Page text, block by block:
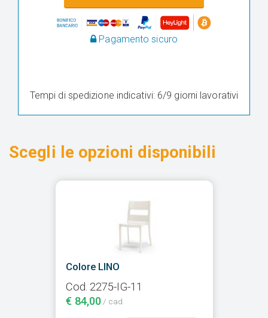
Pagamento sicuro
Tempi di spedizione indicativi: 6/9 giorni lavorativi
Scegli le opzioni disponibili
Colore LINO
Cod. 2275-IG-11
€ 84,00 / cad.